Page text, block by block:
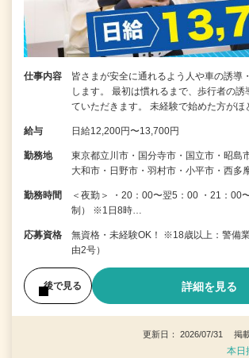
仕事内容
皆さまが安全に通れるよう人や車の誘導
します。 最初は慣れるまで、歩行者の誘
ていただきます。 未経験で始めた方が
給与 日給12,200円〜13,700円
勤務地
東京都立川市・国分寺市・国立市・昭島
大和市・日野市・羽村市・小平市・西
勤務時間
＜夜勤＞ ・20：00〜翌5：00 ・21：00
制） ※1日8時…
応募資格
無資格・未経験OK！ ※18歳以上：警備
由2号）
後で見る 詳細を見る
更新日： 2026/07/31 掲
本日